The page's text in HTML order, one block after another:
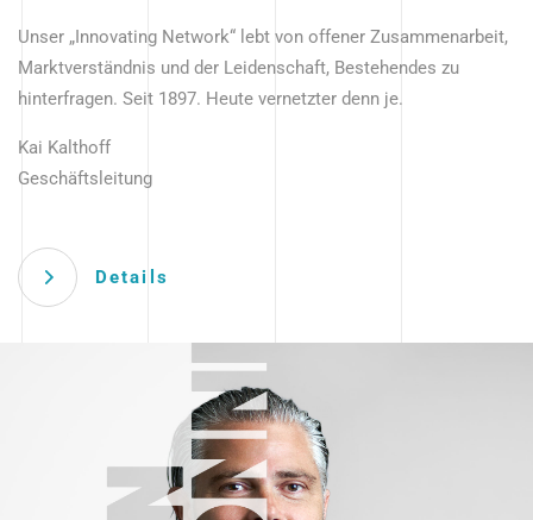
Unser „Innovating Network“ lebt von offener Zusammenarbeit,
Marktverständnis und der Leidenschaft, Bestehendes zu
hinterfragen. Seit 1897. Heute vernetzter denn je.
Kai Kalthoff
Geschäftsleitung
Details